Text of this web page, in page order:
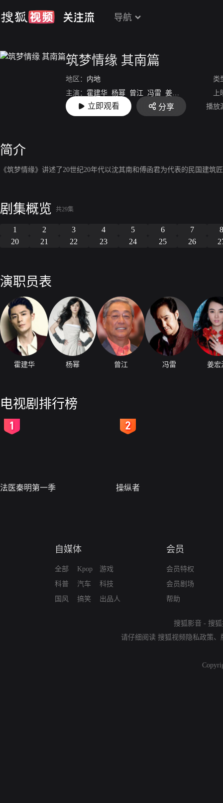
导航
筑梦情缘 其南篇
地区： 内地
类
主演： 霍建华 杨幂 曾江 冯雷 姜宏波
导演： 金沙 韩东
立即观看 分享 播放
简介
《筑梦情缘》讲述了20世纪20年代以沈其南和傅函君为代表的民国建
剧集概览 共29集
1 2 3 4 5 6 7
20
21 22 23 24 25 26
演职员表
霍建华 杨幂 曾江 冯雷 姜宏
电视剧排行榜
法医秦明第一季 操纵者
自媒体
全部
科普
国风
Kpop
汽车
搞笑
游戏
科技
出品人
会员
会员特权
会员剧场
帮助
搜狐影音 - 搜
请仔细阅读 搜狐视频隐私政策、